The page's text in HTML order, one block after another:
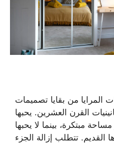
المرايا من بقايا تصميمات
القرن العشرين. يحبها
مبتكرة، بينما لا يحبها
تتطلب إزالة الجزء